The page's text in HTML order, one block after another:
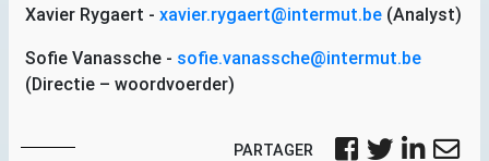
Xavier Rygaert - xavier.rygaert@intermut.be (Analyst)
Sofie Vanassche - sofie.vanassche@intermut.be
(Directie – woordvoerder)
PARTAGER